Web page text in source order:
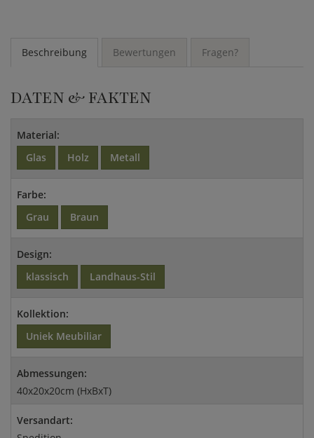
Beschreibung Bewertungen Fragen?
DATEN & FAKTEN
Material:
Glas
Holz Metall
Farbe:
Grau
Braun
Design:
klassisch
Landhaus-Stil
Kollektion:
Uniek Meubiliar
Abmessungen:
40x20x20cm (HxBxT)
Versandart: